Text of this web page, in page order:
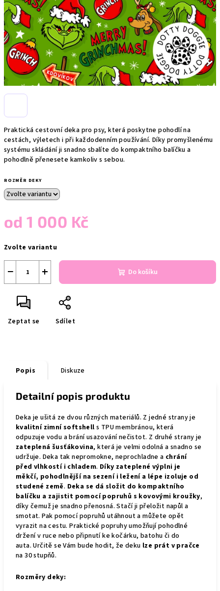
Praktická cestovní deka pro psy, která poskytne pohodlí na
cestách, výletech i při každodenním používání. Díky promyšlenému
systému skládání ji snadno sbalíte do kompaktního balíčku a
pohodlně přenesete kamkoliv s sebou.
ROZMĚR DEKY
od1 000 Kč
cena:
Zvolte variantu
+
− Do košíku
Zeptat se Sdílet
Popis Diskuze
Detailní popis produktu
Deka je ušitá ze dvou různých materiálů. Z jedné strany je
kvalitní zimní softshell s TPU membránou, která
odpuzuje vodu a brání usazování nečistot. Z druhé strany je
zateplená šusťákovina, která je velmi odolná a snadno se
udržuje. Deka tak nepromokne, neprochladne a chrání
před vlhkostí i chladem. Díky zateplené výplni je
měkčí, pohodlnější na sezení i ležení a lépe izoluje od
studené země. Deka se dá složit do kompaktního
balíčku a zajistit pomocí popruhů s kovovými kroužky,
díky čemuž je snadno přenosná. Stačí ji přeložit napůl a
smotat. Pak pomocí popruhů utáhnout a můžete opět
vyrazit na cestu. Praktické popruhy umožňují pohodlné
držení v ruce nebo připnutí ke kočárku, batohu či do
auta.Určitě se Vám bude hodit, že deku lze prát v pračce
na 30 stupňů.
Rozměry deky: